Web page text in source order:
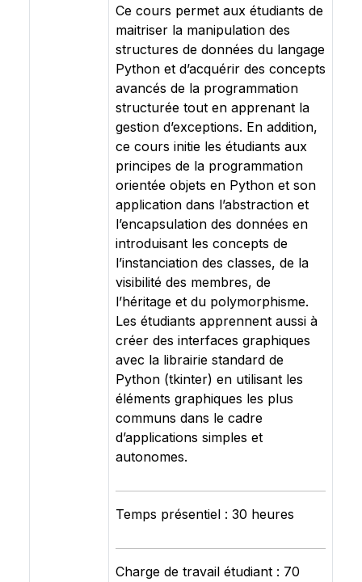
Ce cours permet aux étudiants de
maitriser la manipulation des
structures de données du langage
Python et d’acquérir des concepts
avancés de la programmation
structurée tout en apprenant la
gestion d’exceptions. En addition,
ce cours initie les étudiants aux
principes de la programmation
orientée objets en Python et son
application dans l’abstraction et
l’encapsulation des données en
introduisant les concepts de
l’instanciation des classes, de la
visibilité des membres, de
l’héritage et du polymorphisme.
Les étudiants apprennent aussi à
créer des interfaces graphiques
avec la librairie standard de
Python (tkinter) en utilisant les
éléments graphiques les plus
communs dans le cadre
d’applications simples et
autonomes.
Temps présentiel : 30 heures
Charge de travail étudiant : 70